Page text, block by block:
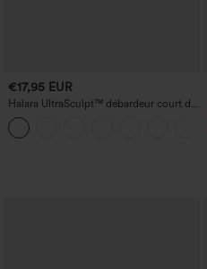
€17,95 EUR
Halara UltraSculpt™ débardeur court de
yoga dos nu torsadé à bretelles doubles